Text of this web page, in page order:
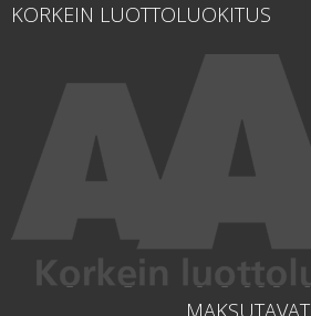
KORKEIN LUOTTOLUOKITUS